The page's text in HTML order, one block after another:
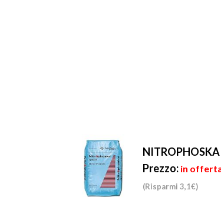
NITROPHOSKA
Prezzo: in
(Risparmi 3,1€)